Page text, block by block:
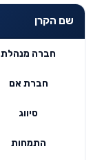
שם הקרן
חברה מנהלת
חברת אם
סיווג
התמחות